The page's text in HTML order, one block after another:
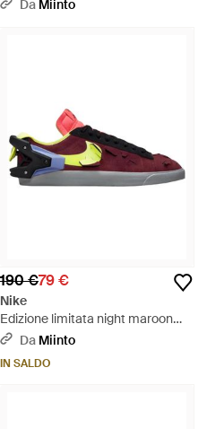
Da Miinto
190 €79 €
Nike
Edizione limitata night maroon
blazer low - Multicolore
Da Miinto
IN SALDO